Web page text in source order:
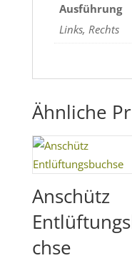
Ausführung
Links, Rechts
Ähnliche
Anschütz
chse